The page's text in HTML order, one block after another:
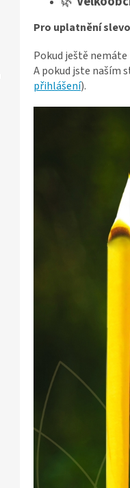
Pro uplatnění
Pokud ještě
A pokud jste naším
přihlášení).